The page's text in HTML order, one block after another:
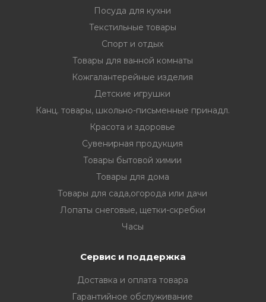
Посуда для кухни
Текстильные товары
Спорт и отдых
Товары для ванной комнаты
Кожгалантерейные изделия
Детские игрушки
Канц. товары, школьно-письменные принадл.
Красота и здоровье
Сувенирная продукция
Товары бытовой химии
Товары для дома
Товары для сада,огорода или дачи
Лопаты снеговые, щетки-скребки
Часы
Сервис и поддержка
Доставка и оплата товара
Гарантийное обслуживание